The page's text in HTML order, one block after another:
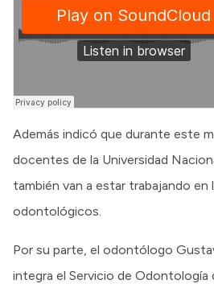
Además indicó que durante este
docentes de la Universidad
también van a estar trabajando
odontológicos.
Por su parte, el odontólogo
integra el Servicio de Odontología